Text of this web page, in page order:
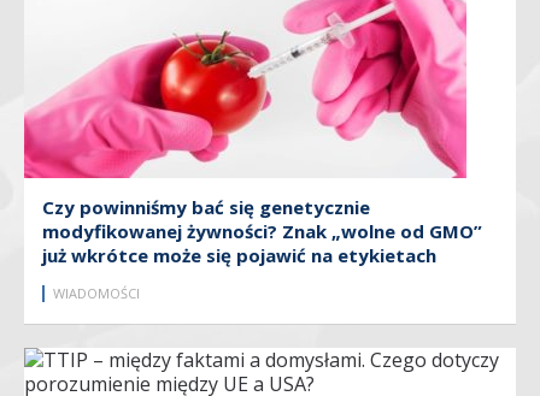
Czy powinniśmy bać się genetycznie
modyfikowanej żywności? Znak „wolne od GMO”
już wkrótce może się pojawić na etykietach
WIADOMOŚCI